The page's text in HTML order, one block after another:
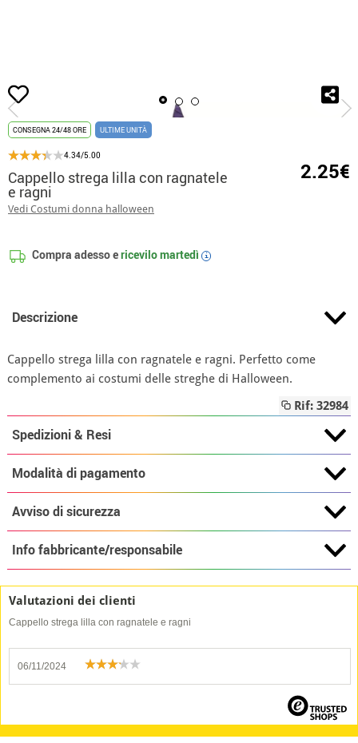
Inizio Cappello strega lilla con ragnatele e
CONSEGNA 24/48 ORE ULTIME UNITÀ
4.34/5.00
Cappello strega lilla con ragnatele
e ragni
Vedi Costumi donna halloween
2.25€
Compra adesso ericevilomartedì i
Descrizione
Cappello strega lilla con ragnatele e ragni. Perfetto come
complemento ai costumi delle streghe di Halloween.
Rif: 32984
Spedizioni & Resi
Modalità di pagamento
Avviso di sicurezza
Info fabbricante/responsabile
Valutazioni dei clienti
Cappello strega lilla con ragnatele e ragni
06/11/2024